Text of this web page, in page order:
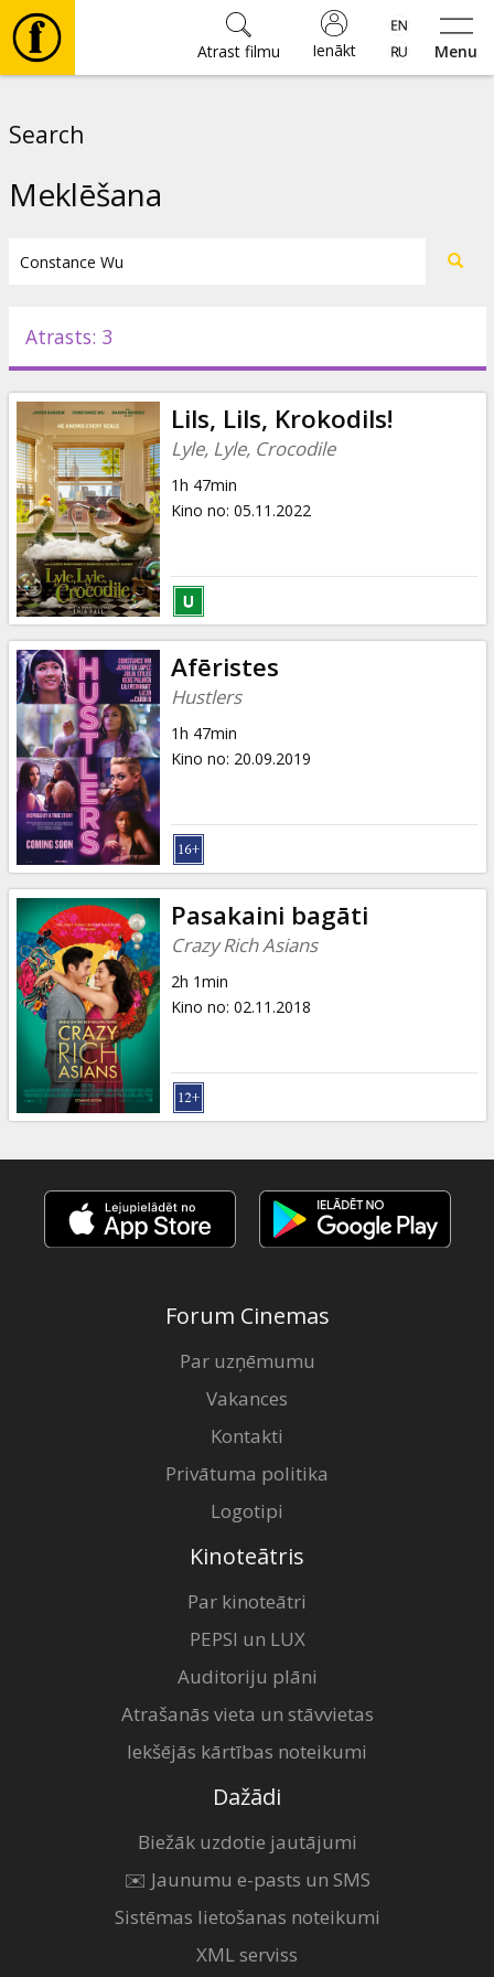
Menu
Ienākt
Atrast filmu
Pasākumi
Ziņas
Dāvanu
kartes
Uzkodas
B2B
Kino
Klubs
Search
Meklēšana
Atrasts: 3
Lils, Lils, Krokodils!
Lyle, Lyle, Crocodile
1h 47min
Kino no: 05.11.2022
Afēristes
Hustlers
1h 47min
Kino no: 20.09.2019
Pasakaini bagāti
Crazy Rich Asians
2h 1min
Kino no: 02.11.2018
Forum Cinemas
Par uzņēmumu
Vakances
Kontakti
Privātuma politika
Logotipi
Kinoteātris
Par kinoteātri
PEPSI un LUX
Auditoriju plāni
Atrašanās vieta un stāvvietas
Iekšējās kārtības noteikumi
Dažādi
Biežāk uzdotie jautājumi
✉️ Jaunumu e-pasts un SMS
Sistēmas lietošanas noteikumi
XML serviss